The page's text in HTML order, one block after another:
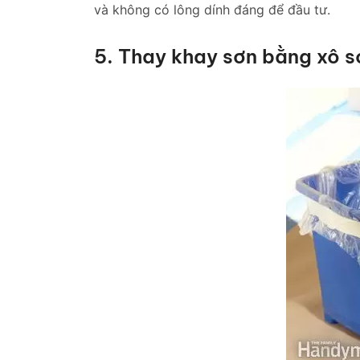
và không có lông dính đáng để đầu tư.
5. Thay khay sơn bằng xô